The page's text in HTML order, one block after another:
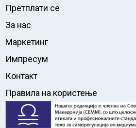
Претплати се
За нас
Маркетинг
Импресум
Контакт
Правила на користење